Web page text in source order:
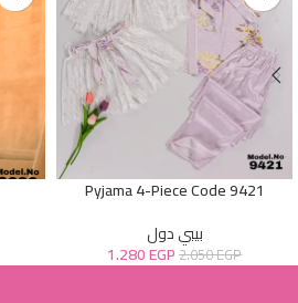
Pyjama 4-Piece Code 9421
بيبي دول
2.050EGP
1.280EGP